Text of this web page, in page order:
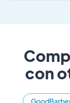
con